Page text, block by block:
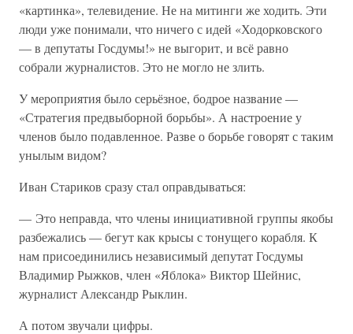
«картинка», телевидение. Не на митинги же ходить. Эти
люди уже понимали, что ничего с идей «Ходорковского
— в депутаты Госдумы!» не выгорит, и всё равно
собрали журналистов. Это не могло не злить.
У мероприятия было серьёзное, бодрое название —
«Стратегия предвыборной борьбы». А настроение у
членов было подавленное. Разве о борьбе говорят с таким
унылым видом?
Иван Стариков сразу стал оправдываться:
— Это неправда, что члены инициативной группы якобы
разбежались — бегут как крысы с тонущего корабля. К
нам присоединились независимый депутат Госдумы
Владимир Рыжков, член «Яблока» Виктор Шейнис,
журналист Александр Рыклин.
А потом звучали цифры.